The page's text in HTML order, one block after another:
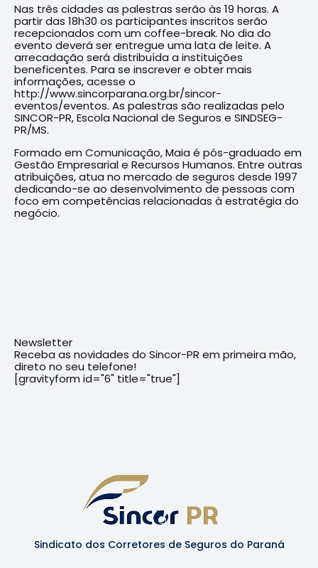
Nas três cidades as palestras serão às 19 horas. A
partir das 18h30 os participantes inscritos serão
recepcionados com um coffee-break. No dia do
evento deverá ser entregue uma lata de leite. A
arrecadação será distribuída a instituições
beneficentes. Para se inscrever e obter mais
informações, acesse o
http://www.sincorparana.org.br/sincor-
eventos/eventos. As palestras são realizadas pelo
SINCOR-PR, Escola Nacional de Seguros e SINDSEG-
PR/MS.
Formado em Comunicação, Maia é pós-graduado em
Gestão Empresarial e Recursos Humanos. Entre outras
atribuições, atua no mercado de seguros desde 1997
dedicando-se ao desenvolvimento de pessoas com
foco em competências relacionadas à estratégia do
negócio.
Newsletter
Receba as novidades do Sincor-PR em primeira mão,
direto no seu telefone!
[gravityform id="6" title="true"]
Sindicato dos Corretores de Seguros do Paraná